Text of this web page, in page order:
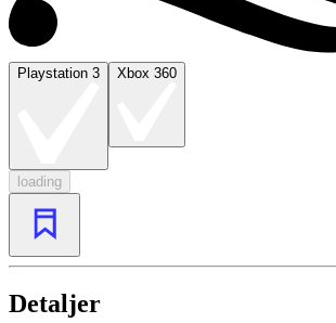
Playstation 3 Xbox 360
loading
Detaljer